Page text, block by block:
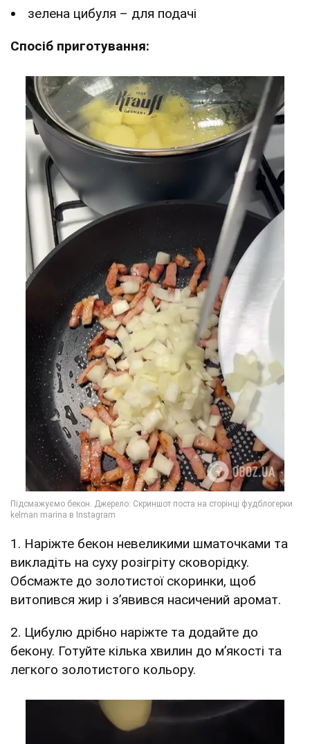
зелена цибуля – для подачі
Спосіб приготування:
1. Наріжте бекон невеликими шматочками та
викладіть на суху розігріту сковорідку.
Обсмажте до золотистої скоринки, щоб
витопився жир і з’явився насичений аромат.
2. Цибулю дрібно наріжте та додайте до
бекону. Готуйте кілька хвилин до м’якості та
легкого золотистого кольору.